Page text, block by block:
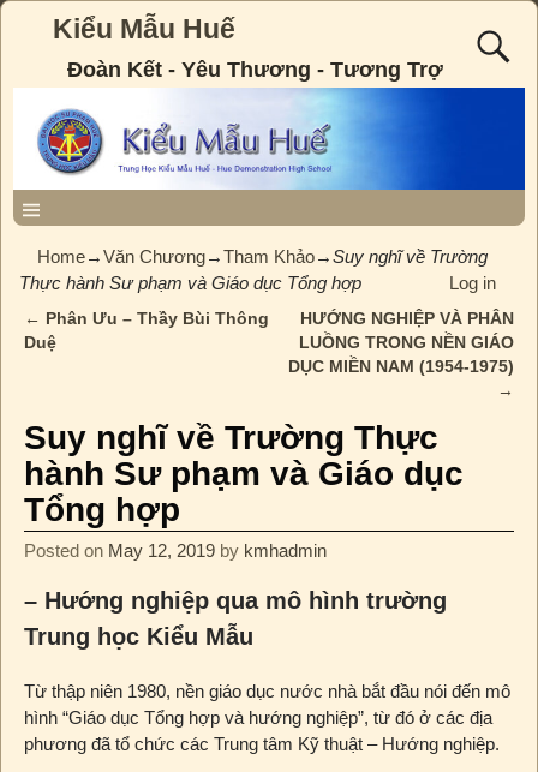
Kiểu Mẫu Huế
Đoàn Kết - Yêu Thương - Tương Trợ
Home→Văn Chương→Tham Khảo→Suy nghĩ về Trường
Thực hành Sư phạm và Giáo dục Tổng hợp
Log in
Post navigation
← Phân Ưu – Thầy Bùi Thông
Duệ
HƯỚNG NGHIỆP VÀ PHÂN
LUỒNG TRONG NỀN GIÁO
DỤC MIỀN NAM (1954-1975)
→
Suy nghĩ về Trường Thực
hành Sư phạm và Giáo dục
Tổng hợp
Posted on May 12, 2019 by kmhadmin
– Hướng nghiệp qua mô hình trường
Trung học Kiểu Mẫu
Từ thập niên 1980, nền giáo dục nước nhà bắt đầu nói đến mô
hình “Giáo dục Tổng hợp và hướng nghiệp”, từ đó ở các địa
phương đã tổ chức các Trung tâm Kỹ thuật – Hướng nghiệp.